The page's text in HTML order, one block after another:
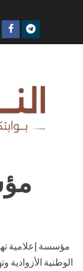
telegram
مؤسسة إعلامية
الوطنية